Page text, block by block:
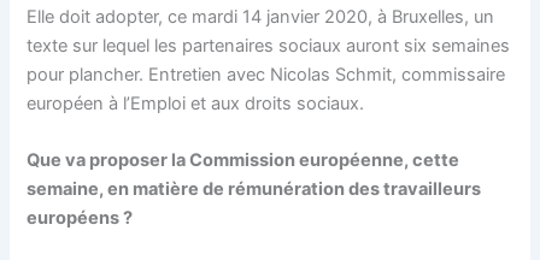
Elle doit adopter, ce mardi 14 janvier 2020, à Bruxelles, un
texte sur lequel les partenaires sociaux auront six semaines
pour plancher. Entretien avec Nicolas Schmit, commissaire
européen à l’Emploi et aux droits sociaux.
Que va proposer la Commission européenne, cette
semaine, en matière de rémunération des travailleurs
européens ?